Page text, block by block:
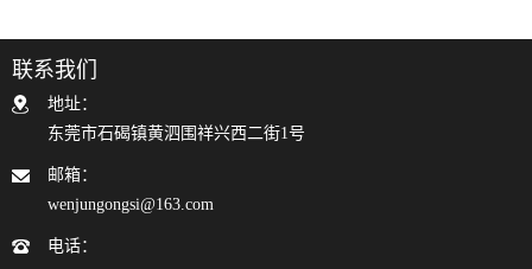
联系我们
地址：
东莞市石碣镇黄泗围祥兴西二街1号
邮箱：
wenjungongsi@163.com
电话：